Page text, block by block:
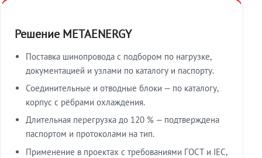
Решение METAENERGY
Поставка шинопровода с подбором по нагрузке,
документацией и узлами по каталогу и паспорту.
Соединительные и отводные блоки — по каталогу,
корпус с рёбрами охлаждения.
Длительная перегрузка до 120 % — подтверждена
паспортом и протоколами на тип.
Применение в проектах с требованиями ГОСТ и IEC,